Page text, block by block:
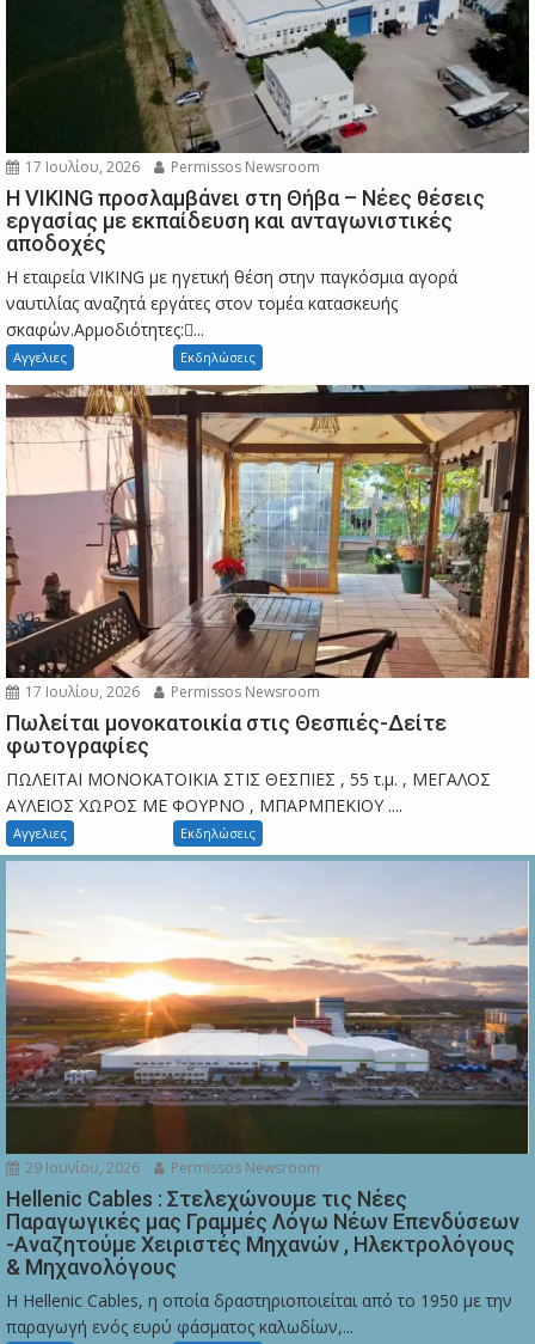
17 Ιουλίου, 2026 Permissos Newsroom
Η VIKING προσλαμβάνει στη Θήβα – Νέες θέσεις
εργασίας με εκπαίδευση και ανταγωνιστικές
αποδοχές
Η εταιρεία VIKING με ηγετική θέση στην παγκόσμια αγορά
ναυτιλίας αναζητά εργάτες στον τομέα κατασκευής
σκαφών.Αρμοδιότητες:...
Αγγελιες Εκδηλώσεις
17 Ιουλίου, 2026 Permissos Newsroom
Πωλείται μονοκατοικία στις Θεσπιές-Δείτε
φωτογραφίες
ΠΩΛΕΙΤΑΙ ΜΟΝΟΚΑΤΟΙΚΙΑ ΣΤΙΣ ΘΕΣΠΙΕΣ , 55 τ.μ. , ΜΕΓΑΛΟΣ
ΑΥΛΕΙΟΣ ΧΩΡΟΣ ΜΕ ΦΟΥΡΝΟ , ΜΠΑΡΜΠΕΚΙΟΥ ....
Αγγελιες Εκδηλώσεις
29 Ιουνίου, 2026 Permissos Newsroom
Hellenic Cables : Στελεχώνουμε τις Νέες
Παραγωγικές μας Γραμμές Λόγω Νέων Επενδύσεων
-Αναζητούμε Χειριστές Μηχανών , Ηλεκτρολόγους
& Μηχανολόγους
Η Hellenic Cables, η οποία δραστηριοποιείται από το 1950 με την
παραγωγή ενός ευρύ φάσματος καλωδίων,...